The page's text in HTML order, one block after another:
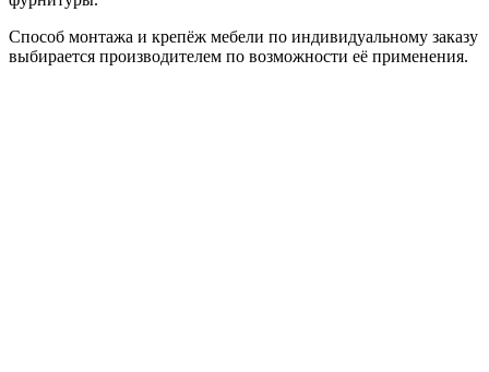
Способ монтажа и крепёж мебели по индивидуальному заказу
выбирается производителем по возможности её применения.